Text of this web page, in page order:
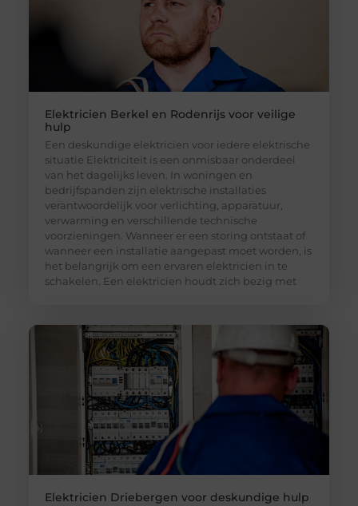
Elektricien Berkel en Rodenrijs voor veilige
hulp
Een deskundige elektricien voor iedere elektrische
situatie Elektriciteit is een onmisbaar onderdeel
van het dagelijks leven. In woningen en
bedrijfspanden zijn elektrische installaties
verantwoordelijk voor verlichting, apparatuur,
verwarming en verschillende technische
voorzieningen. Wanneer er een storing ontstaat of
wanneer een installatie aangepast moet worden, is
het belangrijk om een ervaren elektricien in te
schakelen. Een elektricien houdt zich bezig met
Elektricien Driebergen voor deskundige hulp